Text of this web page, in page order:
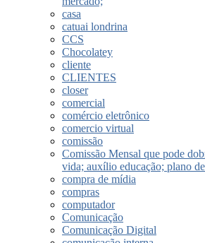
casa
catuai londrina
CCS
Chocolatey
cliente
CLIENTES
closer
comercial
comércio eletrônico
comercio virtual
comissão
Comissão Mensal que pode
vida; auxílio educação; plano
compra de mídia
compras
computador
Comunicação
Comunicação Digital